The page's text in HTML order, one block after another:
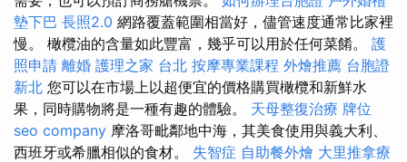
墊下巴 長照2.0 網路覆蓋範圍相當好，儘管速度通常比家裡
慢。 橄欖油的含量如此豐富，幾乎可以用於任何菜餚。 護
照申請 離婚 護理之家 台北 按摩專業課程 外燴推薦 台胞證
新北 您可以在市場上以超便宜的價格購買橄欖和新鮮水
果，同時購物將是一種有趣的體驗。 天母整復治療 牌位
seo company 摩洛哥毗鄰地中海，其美食使用與義大利、
西班牙或希臘相似的食材。 失智症 自助餐外燴 大里推拿療